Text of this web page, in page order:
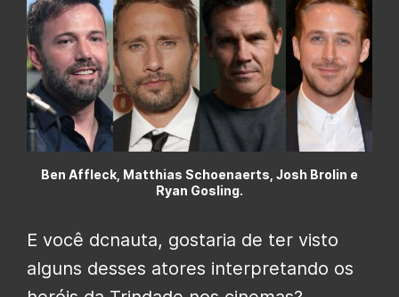
Ben Affleck, Matthias Schoenaerts, Josh Brolin e
Ryan Gosling.
E você dcnauta, gostaria de ter visto
alguns desses atores interpretando os